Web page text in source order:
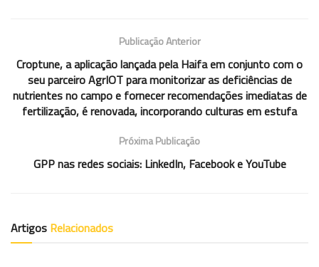
Publicação Anterior
Croptune, a aplicação lançada pela Haifa em conjunto com o
seu parceiro AgrIOT para monitorizar as deficiências de
nutrientes no campo e fornecer recomendações imediatas de
fertilização, é renovada, incorporando culturas em estufa
Próxima Publicação
GPP nas redes sociais: LinkedIn, Facebook e YouTube
Artigos Relacionados